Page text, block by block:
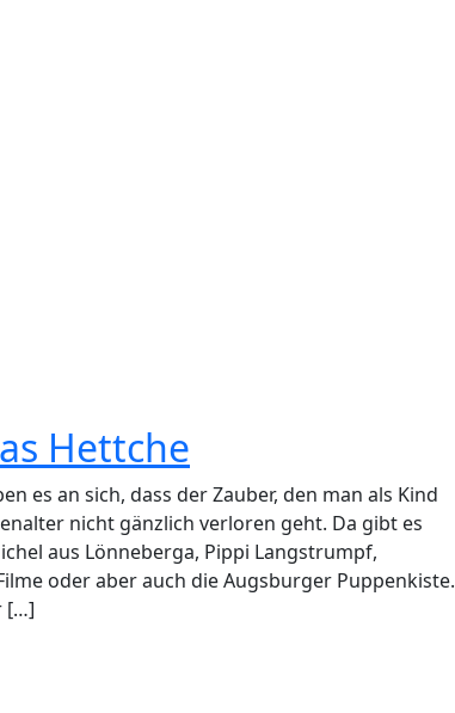
Hettche
es an sich, dass der Zauber, den man als Kind
nicht gänzlich verloren geht. Da gibt es
aus Lönneberga, Pippi Langstrumpf,
oder aber auch die Augsburger Puppenkiste.
[…]